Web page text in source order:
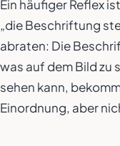
Ein häufiger Reflex
„die Beschriftung
abraten: Die
was auf dem Bild zu
sehen kann,
Einordnung, aber